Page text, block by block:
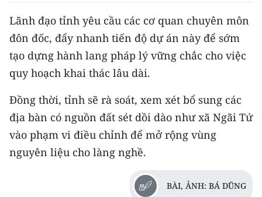
Lãnh đạo tỉnh yêu cầu các cơ quan chuyên môn
đôn đốc, đẩy nhanh tiến độ dự án này để sớm
tạo dựng hành lang pháp lý vững chắc cho việc
quy hoạch khai thác lâu dài.
Đồng thời, tỉnh sẽ rà soát, xem xét bổ sung các
địa bàn có nguồn đất sét dồi dào như xã Ngãi Tứ
vào phạm vi điều chỉnh để mở rộng vùng
nguyên liệu cho làng nghề.
BÀI, ẢNH: BÁ DŨNG